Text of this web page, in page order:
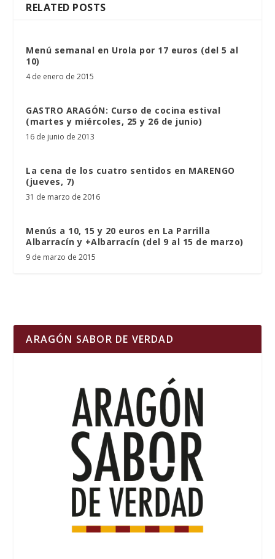
RELATED POSTS
Menú semanal en Urola por 17 euros (del 5 al
10)
4 de enero de 2015
GASTRO ARAGÓN: Curso de cocina estival
(martes y miércoles, 25 y 26 de junio)
16 de junio de 2013
La cena de los cuatro sentidos en MARENGO
(jueves, 7)
31 de marzo de 2016
Menús a 10, 15 y 20 euros en La Parrilla
Albarracín y +Albarracín (del 9 al 15 de marzo)
9 de marzo de 2015
ARAGÓN SABOR DE VERDAD